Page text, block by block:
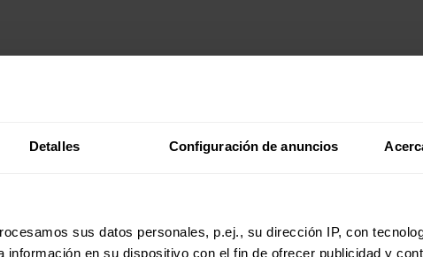
Detalles Configuración de anuncios
sus datos personales, p.ej., su dirección IP, con
en su dispositivo con el fin de ofrecer publicidad y
la compra por 140 millones de dólares (120,2 millones de
en Virginia por 120 MW, una de 90MW está en Carolina del
con los requisitos habituales en este tipo de compraventas. La
Endesa